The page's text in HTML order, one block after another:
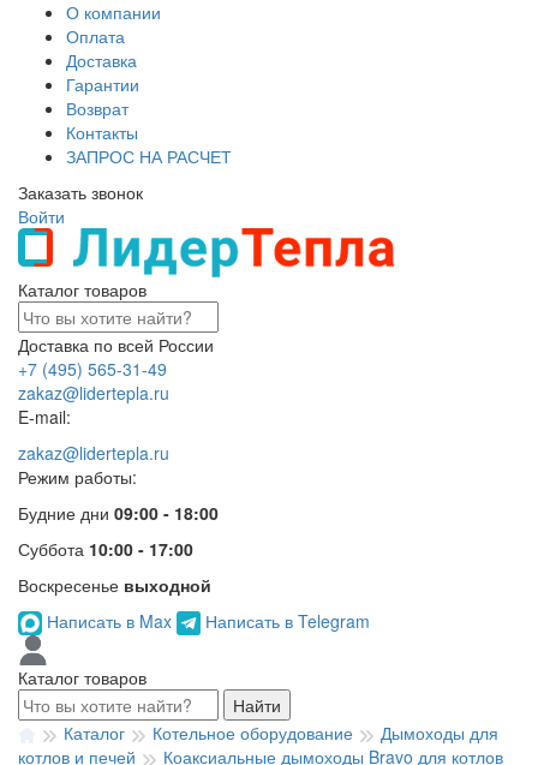
О компании
Оплата
Доставка
Гарантии
Возврат
Контакты
ЗАПРОС НА РАСЧЕТ
Заказать звонок
Войти
Каталог товаров
Доставка по всей России
+7 (495) 565-31-49
zakaz@lidertepla.ru
E-mail:
zakaz@lidertepla.ru
Режим работы:
Будние дни 09:00 - 18:00
Суббота 10:00 - 17:00
Воскресенье выходной
Написать в Max
Написать в Telegram
Каталог товаров
Найти
Каталог
Котельное оборудование
Дымоходы для
котлов и печей
Коаксиальные дымоходы Bravo для котлов